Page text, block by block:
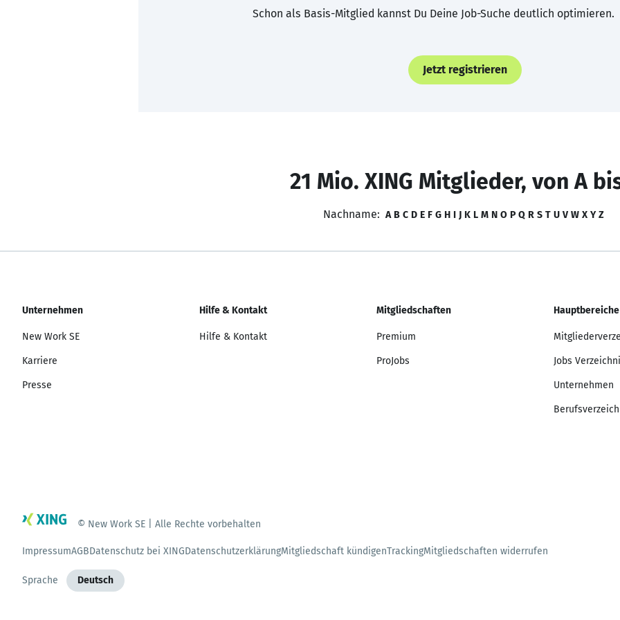
Schon als Basis-Mitglied kannst Du Deine Job-Suche deutlich optimieren.
Jetzt registrieren
21 Mio. XING Mitglieder, von A
Nachname: A B C D E F G H I J K L M N O P Q R S T U V W X Y Z
Unternehmen
New Work SE
Karriere
Presse
Hilfe & Kontakt
Hilfe & Kontakt
Mitgliedschaften
Premium
ProJobs
Hauptbereiche
Jobs
Unternehmen
© New Work SE | Alle Rechte vorbehalten
ImpressumAGBDatenschutz bei XINGDatenschutzerklärungMitgliedschaft kündigenTrackingMitgliedschaften widerrufen
Sprache Deutsch